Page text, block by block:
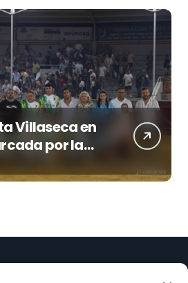
Villaseca en
por la